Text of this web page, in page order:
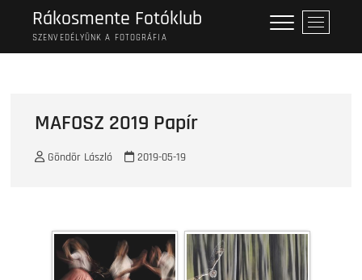
content
Rákosmente Fotóklub
SZENVEDÉLYÜNK A FOTOGRÁFIA
M
e
n
MAFOSZ 2019 Papír
Göndör László 2019-05-19